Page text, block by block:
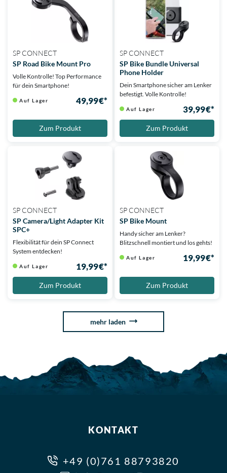
SP CONNECT
SP Road Bike Mount Pro
Volle Kontrolle! Top Performance
für dein Smartphone!
Auf Lager 49,99 €*
Zum Produkt
SP CONNECT
SP Bike Bundle Universal
Phone Holder
Dein Smartphone sicher am Lenker
befestigt. Volle Kontrolle!
Auf Lager 39,99 €*
Zum Produkt
SP CONNECT
SP Camera/Light Adapter Kit
SPC+
Flexibilität für dein SP Connect
System entdecken!
Auf Lager 19,99 €*
Zum Produkt
SP CONNECT
SP Bike Mount
Handy sicher am Lenker?
Blitzschnell montiert und los gehts!
Auf Lager 19,99 €*
Zum Produkt
mehr laden
KONTAKT
+49 (0)761 88793820